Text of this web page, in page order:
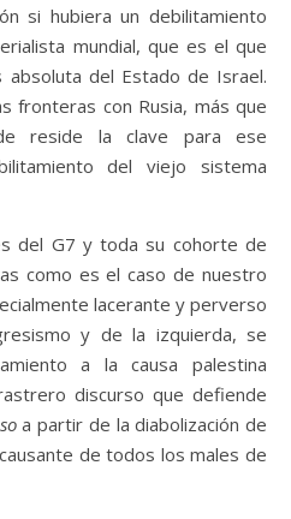
si hubiera un debilitamiento
mundial, que es el que
absoluta del Estado de Israel.
fronteras con Rusia, más que
reside la clave para ese
del viejo sistema
del G7 y toda su cohorte de
como es el caso de nuestro
lacerante y perverso
y de la izquierda, se
a la causa palestina
discurso que defiende
a partir de la diabolización de
de todos los males de